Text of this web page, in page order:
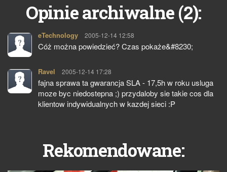
Opinie archiwalne (2):
eTechnology pisze:
2005-12-14 12:58
Cóż można powiedzieć? Czas pokaże&#8230;
Ravel pisze:
2005-12-14 17:28
fajna sprawa ta gwarancja SLA - 17,5h w roku usluga
moze byc niedostepna ;) przydaloby sie takie cos dla
klientow indywidualnych w kazdej sieci :P
Rekomendowane: